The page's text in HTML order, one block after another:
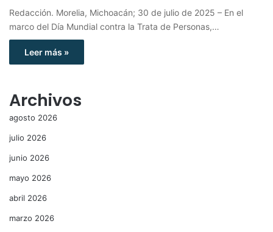
Redacción. Morelia, Michoacán; 30 de julio de 2025 – En el
marco del Día Mundial contra la Trata de Personas,…
Leer más »
Archivos
agosto 2026
julio 2026
junio 2026
mayo 2026
abril 2026
marzo 2026